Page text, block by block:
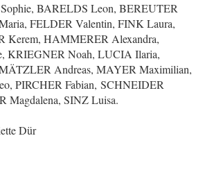
BARELDS Leon, BEREUTER
FELDER Valentin, FINK Laura,
Kerem, HAMMERER Alexandra,
KRIEGNER Noah, LUCIA Ilaria,
Andreas, MAYER Maximilian,
PIRCHER Fabian, SCHNEIDER
Magdalena, SINZ Luisa.
Dür